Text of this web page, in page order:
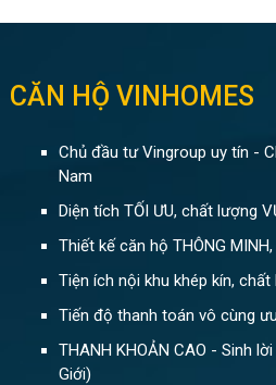
CĂN HỘ VINHOMES
Chủ đầu tư Vingroup uy tín -
Nam
Diện tích TỐI ƯU, chất lượng
Thiết kế căn hộ THÔNG
Tiện ích nội khu khép kín, chất
Tiến độ thanh toán vô cùng
THANH KHOẢN CAO - Sinh
Giới)